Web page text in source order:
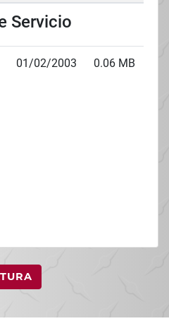
Servicio
01/02/2003 0.06 MB